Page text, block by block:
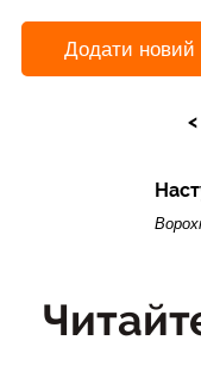
Додати новий